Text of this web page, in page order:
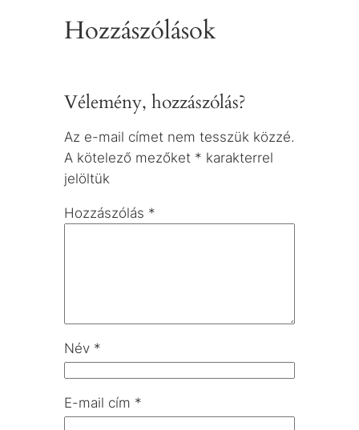
Hozzászólások
Vélemény, hozzászólás?
Az e-mail címet nem tesszük közzé.
A kötelező mezőket * karakterrel
jelöltük
Hozzászólás *
Név *
E-mail cím *